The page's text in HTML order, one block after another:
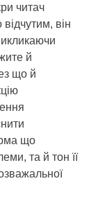
читач
він
й
що й
що
та й тон її